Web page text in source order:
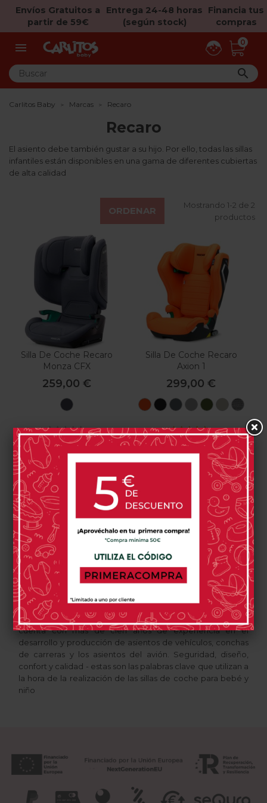
Envíos Gratuitos a
partir de 59€
Entrega 24-48 horas
(según stock)
Financia tus
compras
 0

Carlitos Baby Marcas Recaro
Recaro
El asiento debe también gustar a su hijo. Por ello, todas las sillas
infantiles están disponibles en una gama de diferentes cubiertas
de alta calidad
ORDENAR
Mostrando 1-2 de 2
productos
Silla De Coche Recaro
Monza CFX
259,00 €
0 opinión(es)
Comprar
Silla De Coche Recaro
Axion 1
299,00 €
Vibrant
FreshGallant
Happy
EpicElegant
1 opinión(es)
Comprar
Has visto 2 de 2 productos
Los padres que están preocupados por la su seguridad de
los niños ponen su confianza enRECARO Sólo RECARO
cuenta con más de cien años de experiencia en el
desarrollo y producción de asientos de vehículos, conchas
de carreras y los asientos del avión. Seguridad, diseño,
confort y calidad - estas son las palabras clave que utilizan a
la hora de la realización de las sillas de coche para bebé y
niño